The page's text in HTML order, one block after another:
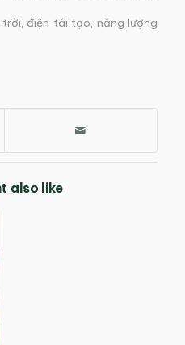
trời, điện tái tạo, năng lượng
also like